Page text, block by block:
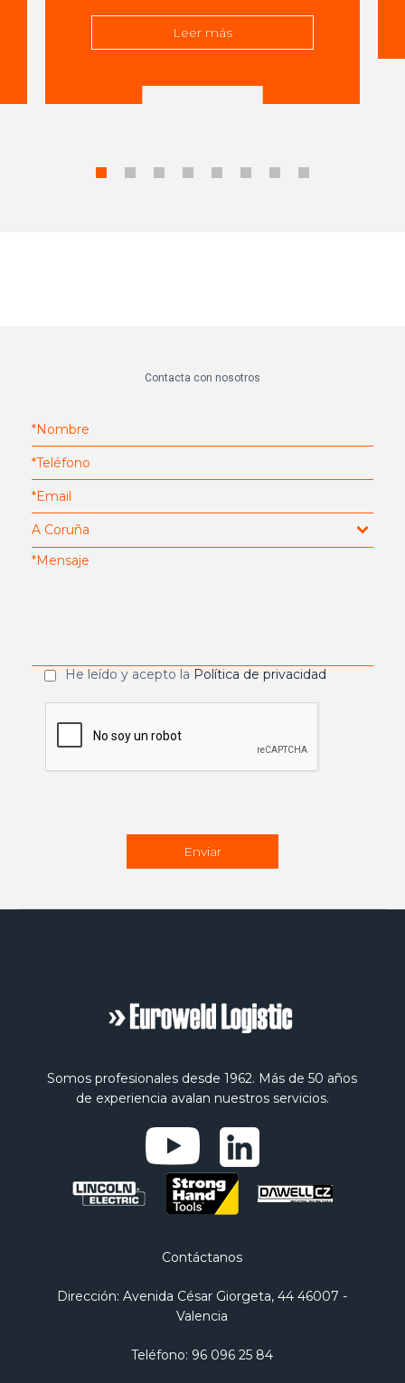
Leer más
Contacta con nosotros
He leído y acepto la Política de privacidad
Somos profesionales desde 1962. Más de 50 años
de experiencia avalan nuestros servicios.
Contáctanos
Dirección: Avenida César Giorgeta, 44 46007 -
Valencia
Teléfono: 96 096 25 84